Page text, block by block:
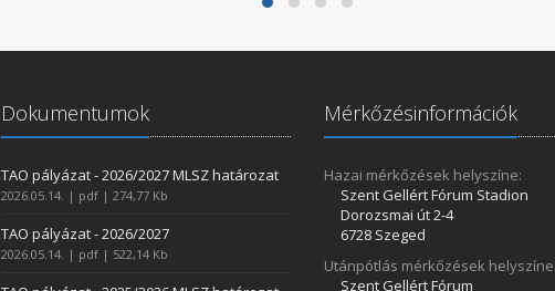
Dokumentumok
TAO pályázat - 2026/2027 MLSZ határozat
2026.05.14. | pdf | 274,77 Kb
TAO pályázat - 2026/2027
2026.05.14. | pdf | 522,14 Kb
Mérkőzésinformációk
Hazai mérkőzések helyszíne:
Szent Gellért Fórum Stadion
Dorozsmai út 2-4
6728 Szeged
Utánpótlás mérkőzések helyszíne:
Szent Gellért Fórum